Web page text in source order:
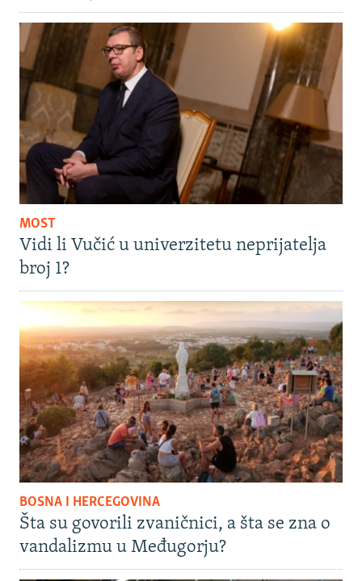
MOST
Vidi li Vučić u univerzitetu neprijatelja
broj 1?
BOSNA I HERCEGOVINA
Šta su govorili zvaničnici, a šta se zna o
vandalizmu u Međugorju?